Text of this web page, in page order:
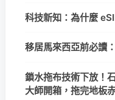
科技新知：為什麼
移居馬來西亞前必讀
鎖水拖布技術下放！
大師開箱，拖完地板